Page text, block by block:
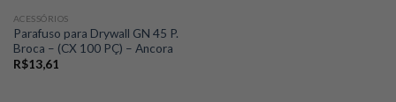
ACESSÓRIOS
Parafuso para Drywall GN 45 P.
Broca – (CX 100 PÇ) – Ancora
R$13,61